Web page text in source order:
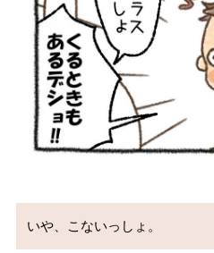
いや、こないっしょ。